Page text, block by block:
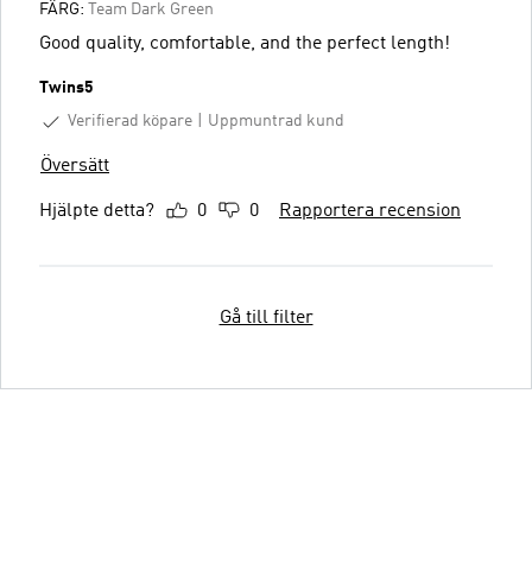
FÄRG: Team Dark Green
Good quality, comfortable, and the perfect length!
Twins5
Verifierad köpare
Uppmuntrad kund
Översätt
Hjälpte detta? 0 0 Rapportera recension
Gå till filter